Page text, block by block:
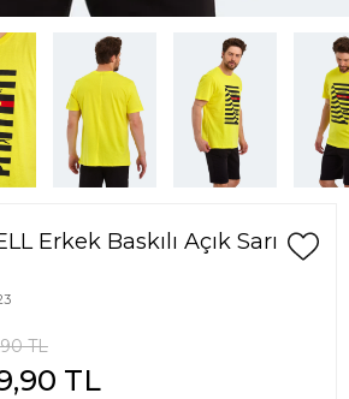
Erkek Baskılı Açık Sarı
TL
TL